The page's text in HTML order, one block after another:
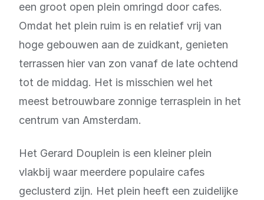
een groot open plein omringd door cafes.
Omdat het plein ruim is en relatief vrij van
hoge gebouwen aan de zuidkant, genieten
terrassen hier van zon vanaf de late ochtend
tot de middag. Het is misschien wel het
meest betrouwbare zonnige terrasplein in het
centrum van Amsterdam.
Het Gerard Douplein is een kleiner plein
vlakbij waar meerdere populaire cafes
geclusterd zijn. Het plein heeft een zuidelijke